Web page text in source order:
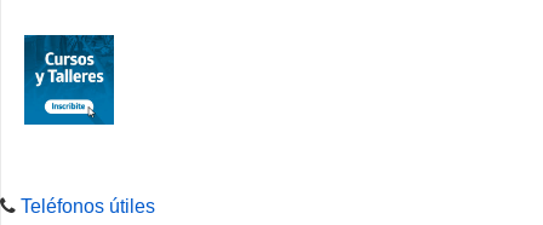
Teléfonos útiles